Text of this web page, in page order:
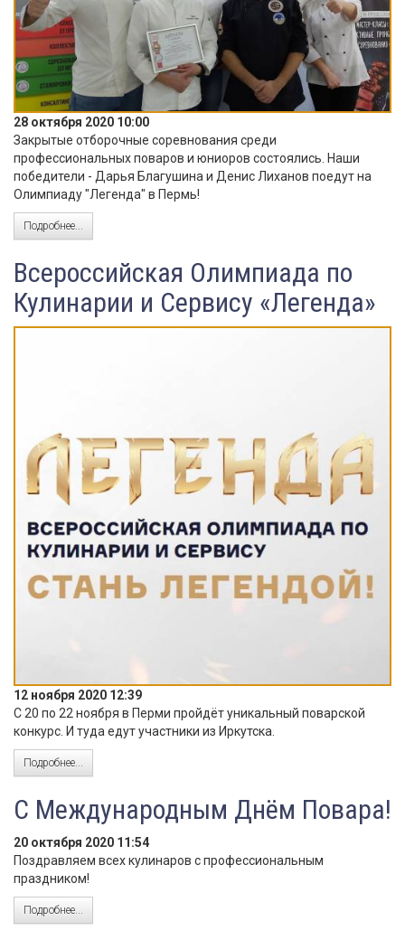
28 октября 2020 10:00
Закрытые отборочные соревнования среди
профессиональных поваров и юниоров состоялись. Наши
победители - Дарья Благушина и Денис Лиханов поедут на
Олимпиаду "Легенда" в Пермь!
Подробнее...
Всероссийская Олимпиада по
Кулинарии и Сервису «Легенда»
12 ноября 2020 12:39
С 20 по 22 ноября в Перми пройдёт уникальный поварской
конкурс. И туда едут участники из Иркутска.
Подробнее...
С Международным Днём Повара!
20 октября 2020 11:54
Поздравляем всех кулинаров с профессиональным
праздником!
Подробнее...